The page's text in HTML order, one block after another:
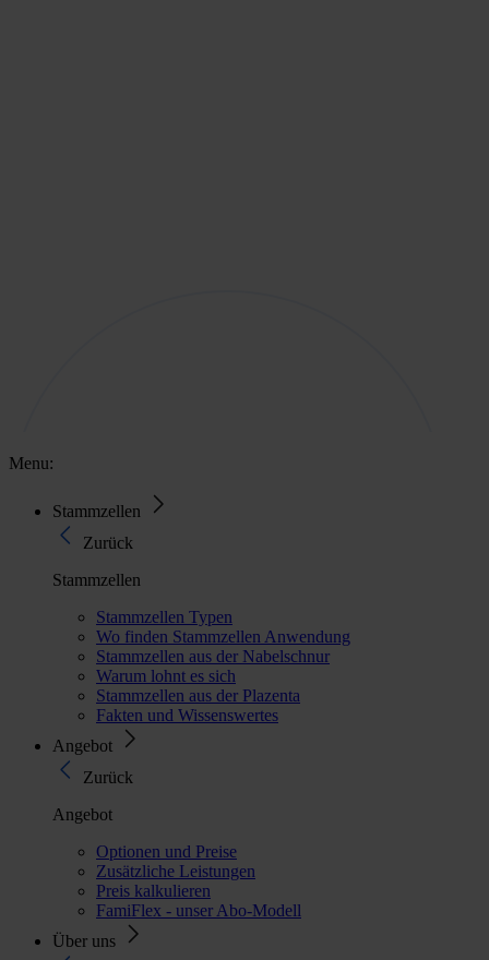
Menu:
Stammzellen
Zurück
Stammzellen
Stammzellen Typen
Wo finden Stammzellen Anwendung
Stammzellen aus der Nabelschnur
Warum lohnt es sich
Stammzellen aus der Plazenta
Fakten und Wissenswertes
Angebot
Zurück
Angebot
Optionen und Preise
Zusätzliche Leistungen
Preis kalkulieren
FamiFlex - unser Abo-Modell
Über uns